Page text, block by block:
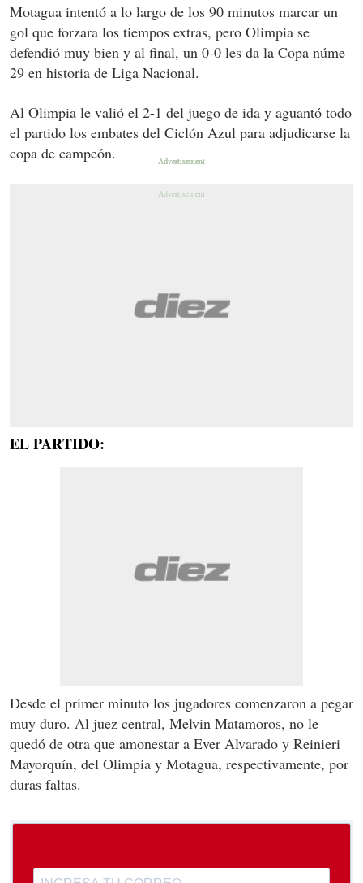
Motagua intentó a lo largo de los 90 minutos marcar un
gol que forzara los tiempos extras, pero Olimpia se
defendió muy bien y al final, un 0-0 les da la Copa núme
29 en historia de Liga Nacional.
Al Olimpia le valió el 2-1 del juego de ida y aguantó todo
el partido los embates del Ciclón Azul para adjudicarse la
copa de campeón.
EL PARTIDO:
Desde el primer minuto los jugadores comenzaron a pegar
muy duro. Al juez central, Melvin Matamoros, no le
quedó de otra que amonestar a Ever Alvarado y Reinieri
Mayorquín, del Olimpia y Motagua, respectivamente, por
duras faltas.